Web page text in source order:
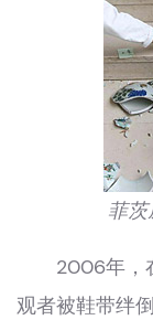
菲
2006年，在
观者被鞋带绊